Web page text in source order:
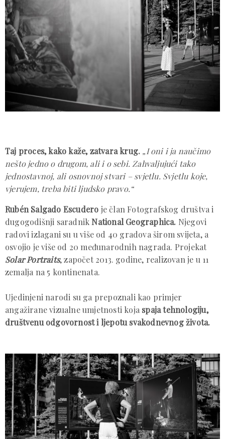
Taj proces, kako kaže, zatvara krug. „I oni i ja naučimo
nešto jedno o drugom, ali i o sebi. Zahvaljujući tako
jednostavnoj, ali osnovnoj stvari – svjetlu. Svjetlu koje,
vjerujem, treba biti ljudsko pravo.“
Rubén Salgado Escudero je član Fotografskog društva i
dugogodišnji saradnikNational Geographica. Njegovi
radovi izlagani su u više od 40 gradova širom svijeta, a
osvojio je više od 20 međunarodnih nagrada. Projekat
Solar Portraits, započet 2013. godine, realizovan je u 11
zemalja na 5 kontinenata.
Ujedinjeni narodi su ga prepoznali kao primjer
angažirane vizualne umjetnosti koja spaja tehnologiju,
društvenu odgovornost i ljepotu svakodnevnog života.